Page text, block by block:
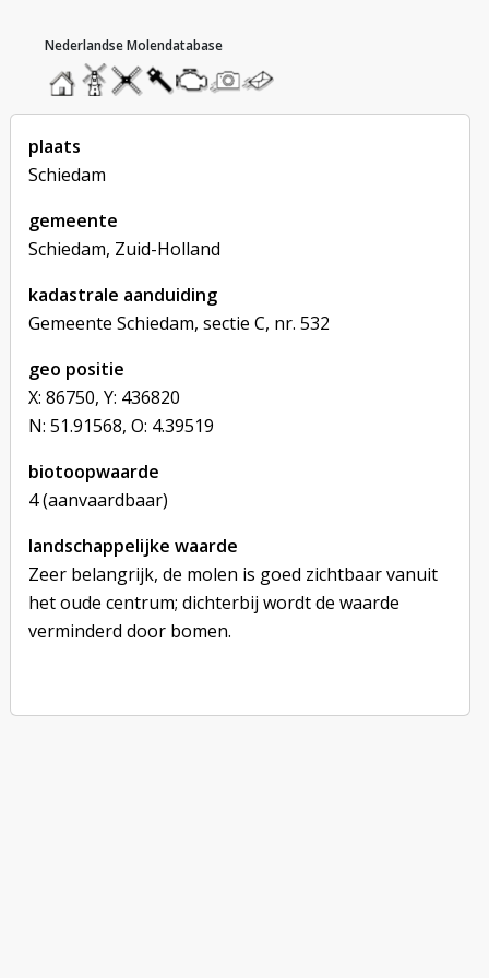
homemolendatabase
roedendatabase
assendatabase
motorendatabase
stuur
een
foto
stuur
een
bericht
plaats
Schiedam
gemeente
Schiedam, Zuid-Holland
kadastrale aanduiding
Gemeente Schiedam, sectie C, nr. 532
geo positie
X: 86750, Y: 436820
N: 51.91568, O: 4.39519
biotoopwaarde
4 (aanvaardbaar)
landschappelijke waarde
Zeer belangrijk, de molen is goed zichtbaar vanuit
het oude centrum; dichterbij wordt de waarde
verminderd door bomen.